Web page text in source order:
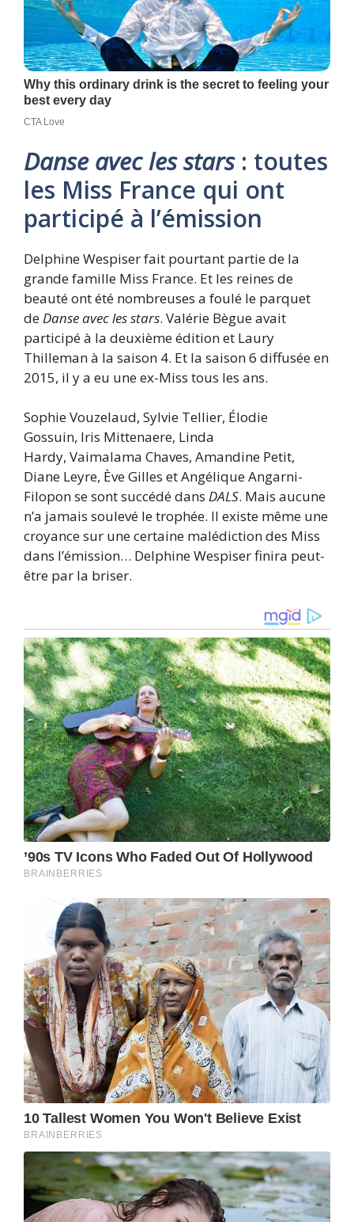
Danse avec les stars : toutes
les Miss France qui ont
participé à l’émission
Delphine Wespiser fait pourtant partie de la
grande famille Miss France. Et les reines de
beauté ont été nombreuses a foulé le parquet
deDanse avec les stars. Valérie Bègue avait
participé à la deuxième édition et Laury
Thilleman à la saison 4. Et la saison 6 diffusée en
2015, il y a eu une ex-Miss tous les ans.
Sophie Vouzelaud, Sylvie Tellier, Élodie
Gossuin, Iris Mittenaere, Linda
Hardy, Vaimalama Chaves, Amandine Petit,
Diane Leyre, Ève Gilles et Angélique Angarni-
Filopon se sont succédé dans DALS. Mais aucune
n’a jamais soulevé le trophée. Il existe même une
croyance sur une certaine malédiction des Miss
dans l’émission… Delphine Wespiser finira peut-
être par la briser.